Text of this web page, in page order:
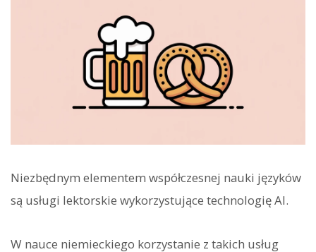
Niezbędnym elementem współczesnej nauki języków
są usługi lektorskie wykorzystujące technologię AI.
W nauce niemieckiego korzystanie z takich usług